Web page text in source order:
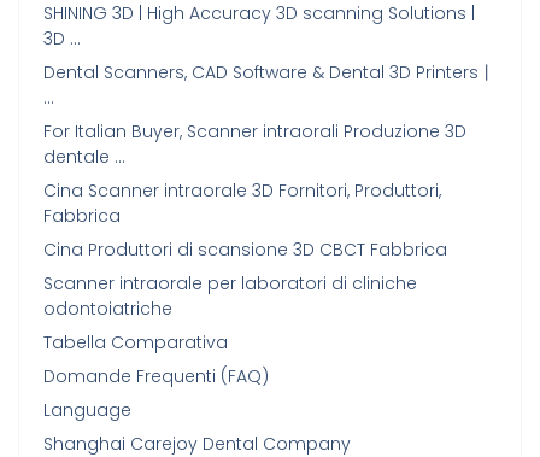
SHINING 3D | High Accuracy 3D scanning Solutions |
3D …
Dental Scanners, CAD Software & Dental 3D Printers丨
…
For Italian Buyer, Scanner intraorali Produzione 3D
dentale …
Cina Scanner intraorale 3D Fornitori, Produttori,
Fabbrica
Cina Produttori di scansione 3D CBCT Fabbrica
Scanner intraorale per laboratori di cliniche
odontoiatriche
Tabella Comparativa
Domande Frequenti (FAQ)
Language
Shanghai Carejoy Dental Company